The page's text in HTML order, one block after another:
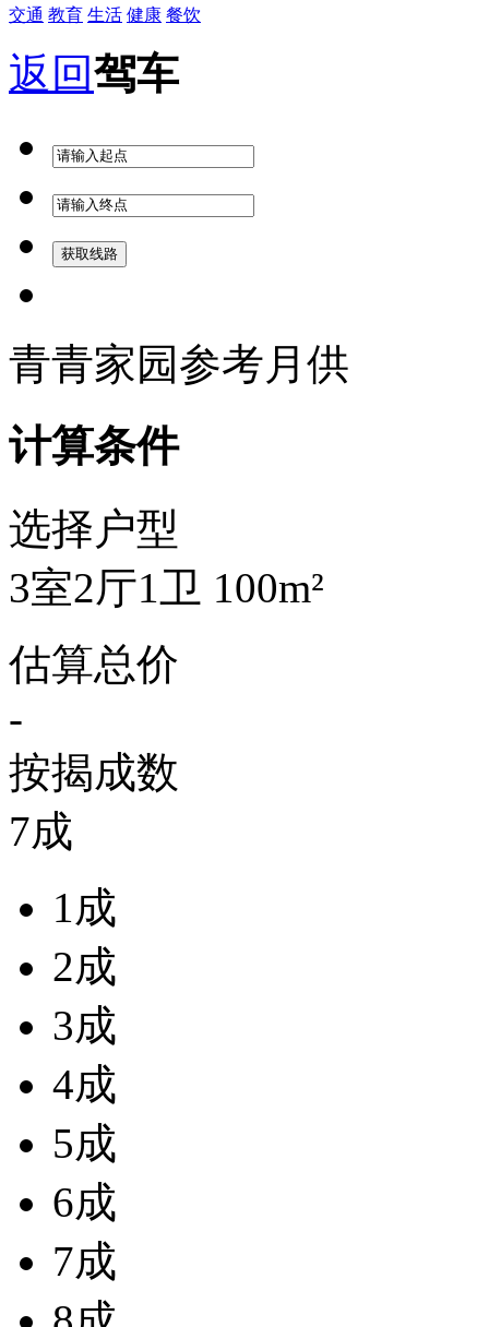
交通 教育 生活 健康 餐饮
返回驾车
青青家园参考月供
计算条件
选择户型
3室2厅1卫 100m²
估算总价
-
按揭成数
7成
1成
2成
3成
4成
5成
6成
7成